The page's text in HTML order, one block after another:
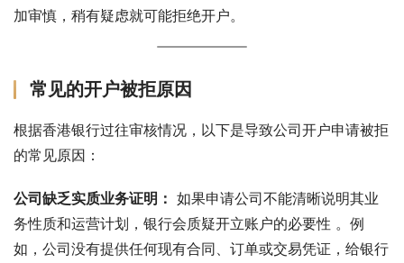
加审慎，稍有疑虑就可能拒绝开户。
常见的开户被拒原因
根据香港银行过往审核情况，以下是导致公司开户申请被拒
的常见原因：
公司缺乏实质业务证明： 如果申请公司不能清晰说明其业
务性质和运营计划，银行会质疑开立账户的必要性 。例
如，公司没有提供任何现有合同、订单或交易凭证，给银行